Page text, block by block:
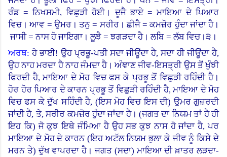
ਰੰਡ = ਨਿਖਸਮੀ, ਵਿਛੁੜੀ ਹੋਈ। ਦੂਜੈ ਭਾਏ = ਮਾਇਆ ਦੇ ਪਿਆਰ
ਵਿਚ। ਆਵ = ਉਮਰ।ਤਨੁ = ਸਰੀਰ। ਛੀਜੈ = ਕਮਜ਼ੋਰ ਹੁੰਦਾ ਜਾਂਦਾ ਹੈ।
ਜਾਸੀ = ਨਾਸ ਹੋ ਜਾਇਗਾ। ਲੂਝੈ = ਝਗੜਦਾ ਹੈ। ਲਬਿ = ਲੱਬ ਵਿਚ।੩।
ਅਰਥ: ਹੇ ਭਾਈ! ਉਹ ਪ੍ਰਭੂ-ਪਤੀ ਸਦਾ ਜੀਊਂਦਾ ਹੈ, ਸਦਾ ਹੀ ਜੀਊਂਦਾ ਹੈ,
ਉਹ ਨਾਹ ਮਰਦਾ ਹੈ ਨਾਹ ਜੰਮਦਾ ਹੈ।ਅੰਞਾਣ ਜੀਵ-ਇਸਤ੍ਰੀ ਉਸ ਤੋਂ ਖੁੰਝੀ
ਫਿਰਦੀ ਹੈ, ਮਾਇਆ ਦੇ ਮੋਹ ਵਿਚ ਫਸ ਕੇ ਪ੍ਰਭੂ ਤੋਂ ਵਿਛੁੜੀ ਰਹਿੰਦੀ ਹੈ।
ਹੋਰ ਹੋਰ ਪਿਆਰ ਦੇ ਕਾਰਨ ਪ੍ਰਭੂ ਤੋਂ ਵਿਛੁੜੀ ਰਹਿੰਦੀ ਹੈ, ਮਾਇਆ ਦੇ ਮੋਹ
ਵਿਚ ਫਸ ਕੇ ਦੁੱਖ ਸਹਿੰਦੀ ਹੈ, (ਇਸ ਮੋਹ ਵਿਚ ਇਸ ਦੀ) ਉਮਰ ਗੁਜ਼ਰਦੀ
ਜਾਂਦੀ ਹੈ, ਤੇ, ਸਰੀਰ ਕਮਜ਼ੋਰ ਹੁੰਦਾ ਜਾਂਦਾ ਹੈ। (ਜਗਤ ਦਾ ਨਿਯਮ ਤਾਂ ਹੈ ਹੀ
ਇਹ ਕਿ) ਜੋ ਕੁਝ ਇਥੇ ਜੰਮਿਆ ਹੈ ਉਹ ਸਭ ਕੁਝ ਨਾਸ ਹੋ ਜਾਂਦਾ ਹੈ,ਪਰ
ਮਾਇਆ ਦੇ ਮੋਹ ਦੇ ਕਾਰਨ (ਇਹ ਅਟੱਲ ਨਿਯਮ ਭੁਲਾ ਕੇ ਜੀਵ ਨੂੰ ਕਿਸੇ ਦੇ
ਮਰਨ ਤੇ) ਦੁੱਖ ਵਾਪਰਦਾ ਹੈ। ਜਗਤ (ਸਦਾ) ਮਾਇਆ ਦੀ ਖ਼ਾਤਰ ਲੜਦਾ-